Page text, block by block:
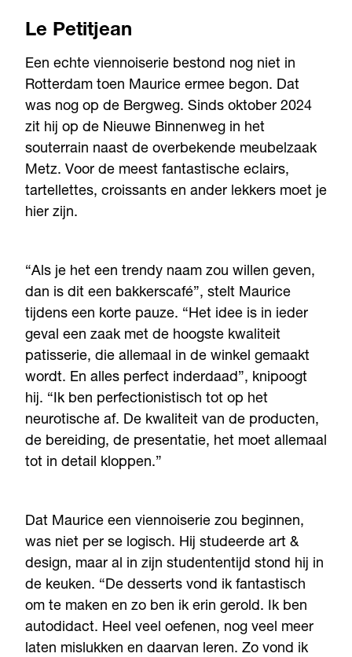
Le Petitjean
Een echte viennoiserie bestond nog niet in
Rotterdam toen Maurice ermee begon. Dat
was nog op de Bergweg. Sinds oktober 2024
zit hij op de Nieuwe Binnenweg in het
souterrain naast de overbekende meubelzaak
Metz. Voor de meest fantastische eclairs,
tartellettes, croissants en ander lekkers moet je
hier zijn.
“Als je het een trendy naam zou willen geven,
dan is dit een bakkerscafé”, stelt Maurice
tijdens een korte pauze. “Het idee is in ieder
geval een zaak met de hoogste kwaliteit
patisserie, die allemaal in de winkel gemaakt
wordt. En alles perfect inderdaad”, knipoogt
hij. “Ik ben perfectionistisch tot op het
neurotische af. De kwaliteit van de producten,
de bereiding, de presentatie, het moet allemaal
tot in detail kloppen.”
Dat Maurice een viennoiserie zou beginnen,
was niet per se logisch. Hij studeerde art &
design, maar al in zijn studententijd stond hij in
de keuken. “De desserts vond ik fantastisch
om te maken en zo ben ik erin gerold. Ik ben
autodidact. Heel veel oefenen, nog veel meer
laten mislukken en daarvan leren. Zo vond ik